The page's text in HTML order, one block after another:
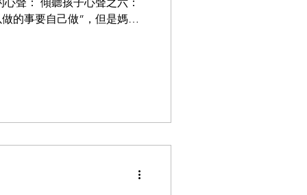
的事要自己做”，但是媽媽